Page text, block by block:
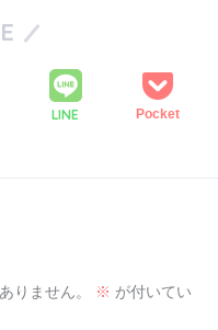
LINE Pocket
りません。 ※ が付いてい